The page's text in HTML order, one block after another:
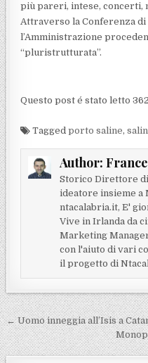
più pareri, intese, concerti,
Attraverso la Conferenza
l’Amministrazione
“pluristrutturata”.
Questo post é stato letto
Taggedporto saline,
Author:
Storico Direttore
ideatore insieme a
ntacalabria.it, E'
Vive in Irlanda da
Marketing
con l'aiuto di vari
il progetto di
Navigazione
← Uomo inneggia all’Isis a